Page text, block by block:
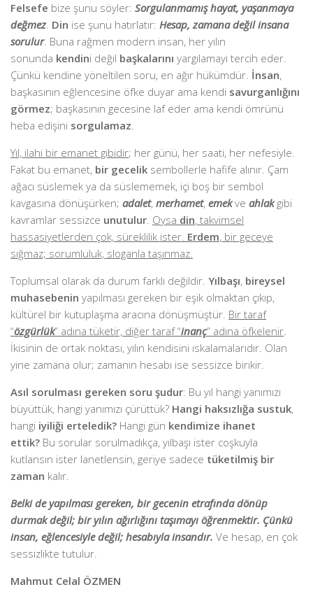
Felsefe bize şunu söyler: Sorgulanmamış hayat, yaşanmaya
değmez. Din ise şunu hatırlatır: Hesap, zamana değil insana
sorulur. Buna rağmen modern insan, her yılın
sonunda kendini değil başkalarını yargılamayı tercih eder.
Çünkü kendine yöneltilen soru, en ağır hükümdür. İnsan,
başkasının eğlencesine öfke duyar ama kendi savurganlığını
görmez; başkasının gecesine laf eder ama kendi ömrünü
heba edişini sorgulamaz.
Yıl, ilahi bir emanet gibidir; her günü, her saati, her nefesiyle.
Fakat bu emanet, bir gecelik sembollerle hafife alınır. Çam
ağacı süslemek ya da süslememek, içi boş bir sembol
kavgasına dönüşürken; adalet, merhamet, emekve ahlakgibi
kavramlar sessizce unutulur. Oysa din, takvimsel
hassasiyetlerden çok, süreklilik ister. Erdem, bir geceye
sığmaz; sorumluluk, sloganla taşınmaz.
Toplumsal olarak da durum farklı değildir. Yılbaşı, bireysel
muhasebenin yapılması gereken bir eşik olmaktan çıkıp,
kültürel bir kutuplaşma aracına dönüşmüştür. Bir taraf
“özgürlük” adına tüketir, diğer taraf “inanç” adına öfkelenir.
İkisinin de ortak noktası, yılın kendisini ıskalamalarıdır. Olan
yine zamana olur; zamanın hesabı ise sessizce birikir.
Asıl sorulması gereken soru şudur: Bu yıl hangi yanımızı
büyüttük, hangi yanımızı çürüttük? Hangi haksızlığa sustuk,
hangi iyiliği erteledik? Hangi gün kendimize ihanet
ettik? Bu sorular sorulmadıkça, yılbaşı ister coşkuyla
kutlansın ister lanetlensin, geriye sadece tüketilmiş bir
zaman kalır.
Belki de yapılması gereken, bir gecenin etrafında dönüp
durmak değil; bir yılın ağırlığını taşımayı öğrenmektir. Çünkü
insan, eğlencesiyle değil; hesabıyla insandır. Ve hesap, en çok
sessizlikte tutulur.
Mahmut Celal ÖZMEN